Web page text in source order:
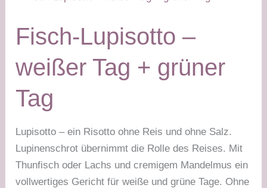
&
Tag
Fisch-Lupisotto –
weißer Tag + grüner
Tag
Lupisotto – ein Risotto ohne Reis und ohne Salz.
Lupinenschrot übernimmt die Rolle des Reises. Mit
Thunfisch oder Lachs und cremigem Mandelmus ein
vollwertiges Gericht für weiße und grüne Tage. Ohne